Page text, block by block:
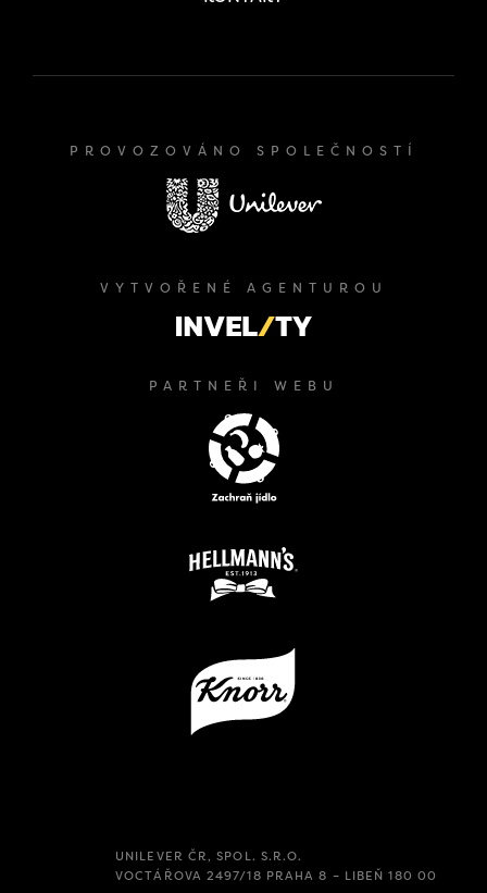
PROVOZOVÁNO SPOLEČNOSTÍ
VYTVOŘENÉ AGENTUROU
PARTNEŘI WEBU
UNILEVER ČR, SPOL. S.R.O.
VOCTÁŘOVA 2497/18 PRAHA 8 – LIBEŇ 180 00